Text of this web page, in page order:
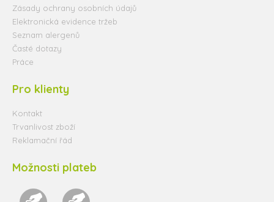
Zásady ochrany osobních údajů
Elektronická evidence tržeb
Seznam alergenů
Časté dotazy
Práce
Pro klienty
Kontakt
Trvanlivost zboží
Reklamační řád
Možnosti plateb